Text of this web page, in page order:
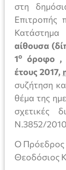
στη
Επιτροπής
Κατάστημα
αίθουσα
1ο όροφο ,
έτους 2017,
συζήτηση
θέμα της
σχετικές
Ν.3852/
Ο Πρόεδρος
Θεοδόσιος